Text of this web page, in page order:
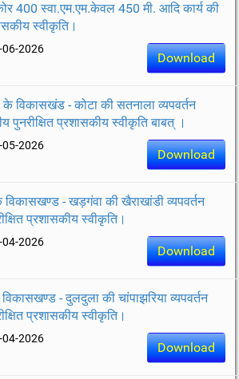
400 स्वा.एम.एम.केवल 450 मी. आदि कार्य की
स्वीकृति।
Download
06-2026
विकासखंड - कोटा की सतनाला व्यपवर्तन
पुनरीक्षित प्रशासकीय स्वीकृति बाबत् ।
Download
05-2026
विकासखण्ड - खड़गंवा की खैराखांडी व्यपवर्तन
प्रशासकीय स्वीकृति।
Download
04-2026
- दुलदुला की चांपाझरिया व्यपवर्तन
प्रशासकीय स्वीकृति।
Download
04-2026